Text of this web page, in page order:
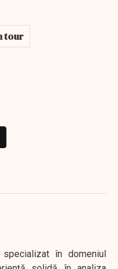
tour
în domeniul